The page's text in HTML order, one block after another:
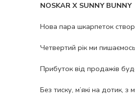
NOSKAR X SUNNY BUNNY
Нова пара шкарпеток
Четвертий рік ми пишаємось
Прибуток від продажів
Без тиску, м’які на дотик,